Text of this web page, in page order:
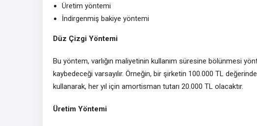
Üretim yöntemi
İndirgenmiş bakiye yöntemi
Düz Çizgi Yöntemi
Bu yöntem, varlığın maliyetinin kullanım süresine bölünmesi
kaybedeceği varsayılır. Örneğin, bir şirketin 100.000 TL
kullanarak, her yıl için amortisman tutarı 20.000 TL olacaktır.
Üretim Yöntemi